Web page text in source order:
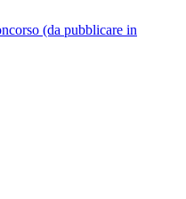
(da pubblicare in